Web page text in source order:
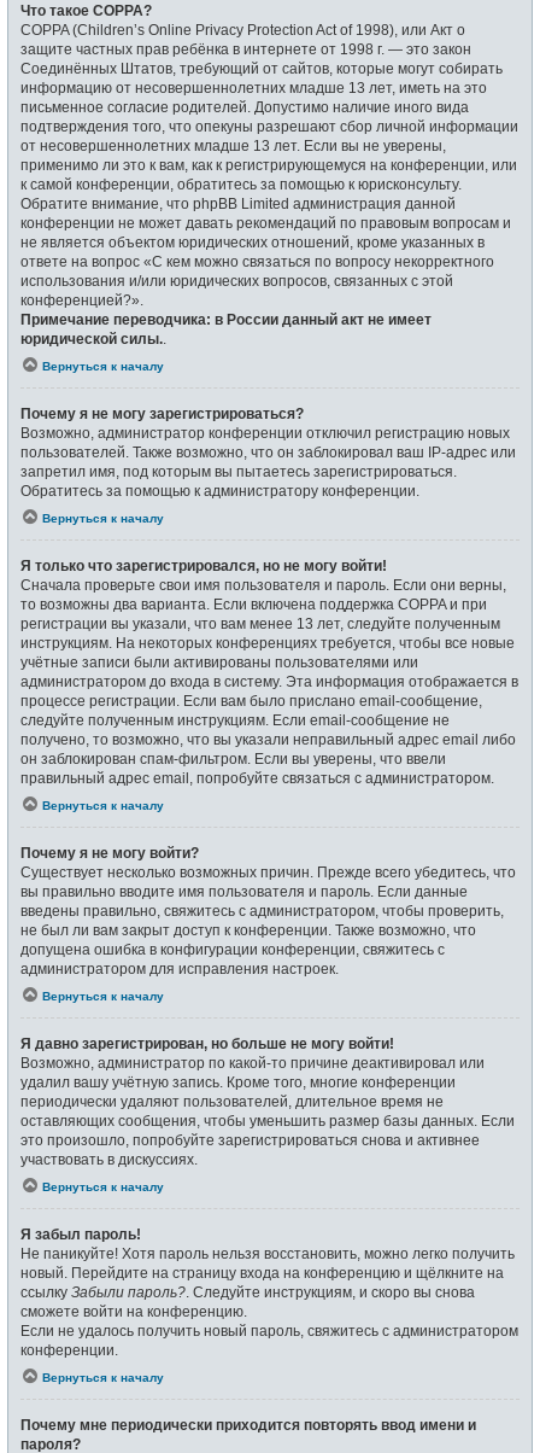
Что такое COPPA?
COPPA (Children’s Online Privacy Protection Act of 1998), или Акт о
защите частных прав ребёнка в интернете от 1998 г. — это закон
Соединённых Штатов, требующий от сайтов, которые могут собирать
информацию от несовершеннолетних младше 13 лет, иметь на это
письменное согласие родителей. Допустимо наличие иного вида
подтверждения того, что опекуны разрешают сбор личной информации
от несовершеннолетних младше 13 лет. Если вы не уверены,
применимо ли это к вам, как к регистрирующемуся на конференции, или
к самой конференции, обратитесь за помощью к юрисконсульту.
Обратите внимание, что phpBB Limited администрация данной
конференции не может давать рекомендаций по правовым вопросам и
не является объектом юридических отношений, кроме указанных в
ответе на вопрос «С кем можно связаться по вопросу некорректного
использования и/или юридических вопросов, связанных с этой
конференцией?».
Примечание переводчика: в России данный акт не имеет
юридической силы.
Вернуться к началу
Почему я не могу зарегистрироваться?
Возможно, администратор конференции отключил регистрацию новых
пользователей. Также возможно, что он заблокировал ваш IP-адрес или
запретил имя, под которым вы пытаетесь зарегистрироваться.
Обратитесь за помощью к администратору конференции.
Вернуться к началу
Я только что зарегистрировался, но не могу войти!
Сначала проверьте свои имя пользователя и пароль. Если они верны,
то возможны два варианта. Если включена поддержка COPPA и при
регистрации вы указали, что вам менее 13 лет, следуйте полученным
инструкциям. На некоторых конференциях требуется, чтобы все новые
учётные записи были активированы пользователями или
администратором до входа в систему. Эта информация отображается в
процессе регистрации. Если вам было прислано email-сообщение,
следуйте полученным инструкциям. Если email-сообщение не
получено, то возможно, что вы указали неправильный адрес email либо
он заблокирован спам-фильтром. Если вы уверены, что ввели
правильный адрес email, попробуйте связаться с администратором.
Вернуться к началу
Почему я не могу войти?
Существует несколько возможных причин. Прежде всего убедитесь, что
вы правильно вводите имя пользователя и пароль. Если данные
введены правильно, свяжитесь с администратором, чтобы проверить,
не был ли вам закрыт доступ к конференции. Также возможно, что
допущена ошибка в конфигурации конференции, свяжитесь с
администратором для исправления настроек.
Вернуться к началу
Я давно зарегистрирован, но больше не могу войти!
Возможно, администратор по какой-то причине деактивировал или
удалил вашу учётную запись. Кроме того, многие конференции
периодически удаляют пользователей, длительное время не
оставляющих сообщения, чтобы уменьшить размер базы данных. Если
это произошло, попробуйте зарегистрироваться снова и активнее
участвовать в дискуссиях.
Вернуться к началу
Я забыл пароль!
Не паникуйте! Хотя пароль нельзя восстановить, можно легко получить
новый. Перейдите на страницу входа на конференцию и щёлкните на
ссылку Забыли пароль? . Следуйте инструкциям, и скоро вы снова
сможете войти на конференцию.
Если не удалось получить новый пароль, свяжитесь с администратором
конференции.
Вернуться к началу
Почему мне периодически приходится повторять ввод имени и
пароля?